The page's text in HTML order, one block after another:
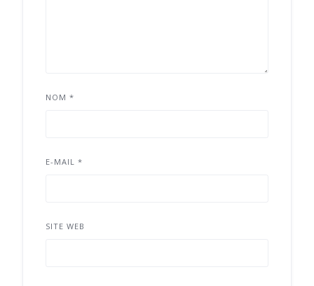
NOM *
E-MAIL *
SITE WEB